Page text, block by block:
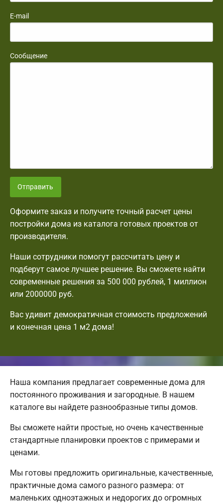
E-mail
Сообщение
Отправить
Оформите заказ и получите точный расчет цены
постройки дома из каталога готовых проектов от
производителя.
Наши сотрудники помогут рассчитать цену и
подберут самое лучшее решение. Вы сможете найти
современные решения за 500 000 рублей, 1 миллион
или 2000000 руб.
Вас удивит демократичная стоимость предложений
и конечная цена 1 м2 дома!
Наша компания предлагает современные дома для
постоянного проживания и загородные. В нашем
каталоге вы найдете разнообразные типы домов.
Вы сможете найти простые, но очень качественные
стандартные планировки проектов с примерами и
ценами.
Мы готовы предложить оригинальные, качественные,
практичные дома самого разного размера: от
маленьких одноэтажных и недорогих до огромных